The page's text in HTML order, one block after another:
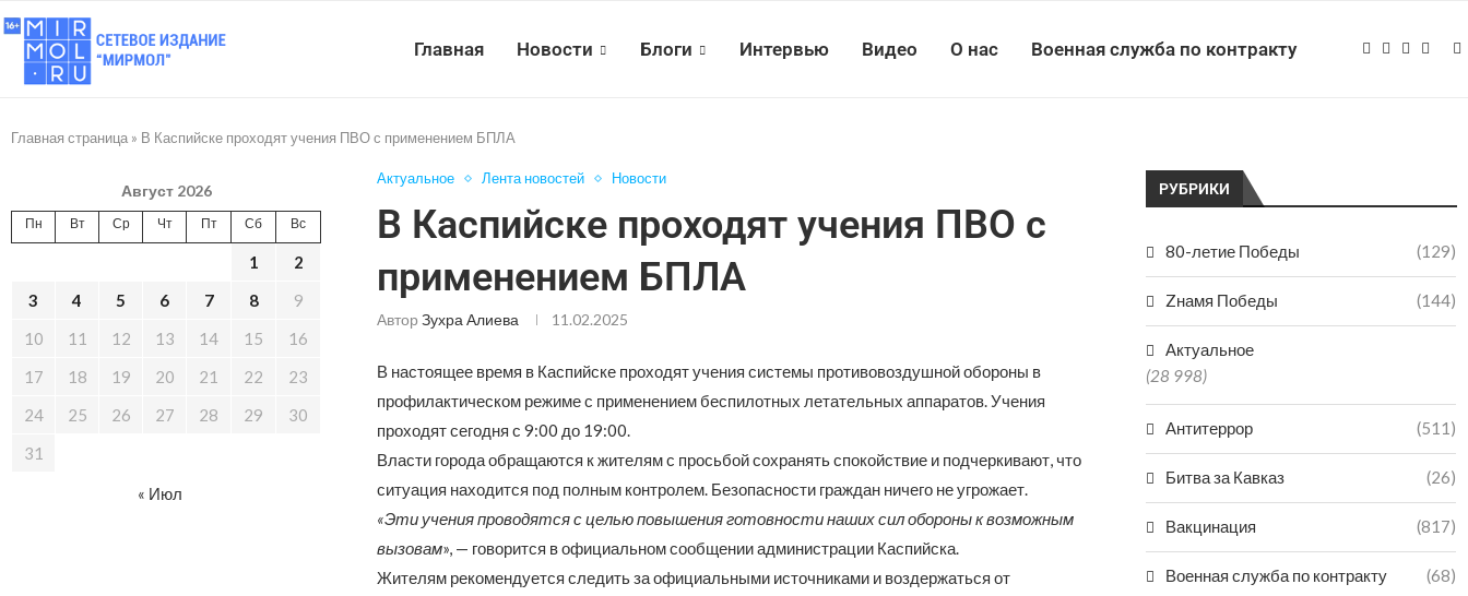
Главная Новости Блоги Интервью Видео О нас Военная служба по контракту
Главная страница » В Каспийске проходят учения ПВО с применением БПЛА
Актуальное Лента новостей Новости
В Каспийске проходят учения ПВО с
применением БПЛА
Автор Зухра Алиева 11.02.2025
В настоящее время в Каспийске проходят учения системы противовоздушной обороны в
профилактическом режиме с применением беспилотных летательных аппаратов. Учения
проходят сегодня с 9:00 до 19:00.
Власти города обращаются к жителям с просьбой сохранять спокойствие и подчеркивают, что
ситуация находится под полным контролем. Безопасности граждан ничего не угрожает.
«Эти учения проводятся с целью повышения готовности наших сил обороны к возможным
вызовам», — говорится в официальном сообщении администрации Каспийска.
Жителям рекомендуется следить за официальными источниками и воздержаться от
РУБРИКИ
80-летие Победы (129)
Zнамя Победы (144)
Актуальное
(28 998)
Антитеррор (511)
Битва за Кавказ (26)
Вакцинация (817)
Военная служба по контракту (68)
Август 2026
Пн Вт Ср Чт Пт Сб Вс
1
2
3
4 5 6 7 8
9
10
11 12 13 14 15
16
17
18 19 20 21 22
23
24
25 26 27 28 29
30
31
« Июл